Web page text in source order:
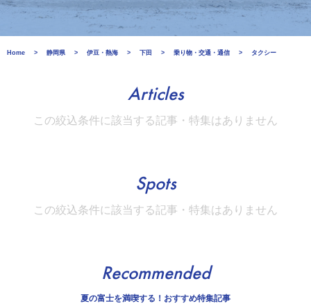
Home 静岡県 伊豆・熱海 下田 乗り物・交通・通信 タクシー
Articles
この絞込条件に該当する記事・特集はありません
Spots
この絞込条件に該当する記事・特集はありません
Recommended
夏の富士を満喫する！おすすめ特集記事